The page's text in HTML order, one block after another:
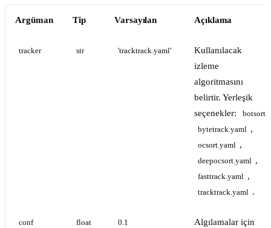
Argüman Tip Varsayılan Açıklama
tracker str 'tracktrack.yaml'
Kullanılacak
izleme
algoritmasını
belirtir. Yerleşik
seçenekler:
bytetrack.yaml ,
ocsort.yaml ,
deepocsort.yaml ,
fasttrack.yaml ,
tracktrack.yaml .
conf float 0.1
Algılamalar için